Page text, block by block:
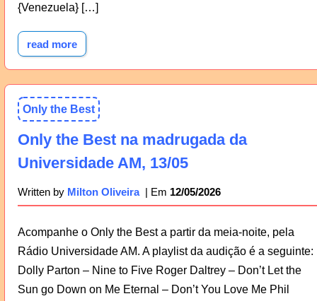
{Venezuela} […]
read more
Only the Best
Only the Best na madrugada da
Universidade AM, 13/05
Written by Milton Oliveira 12/05/2026
Acompanhe o Only the Best a partir da meia-noite, pela
Rádio Universidade AM. A playlist da audição é a seguinte:
Dolly Parton – Nine to Five Roger Daltrey – Don’t Let the
Sun go Down on Me Eternal – Don’t You Love Me Phil